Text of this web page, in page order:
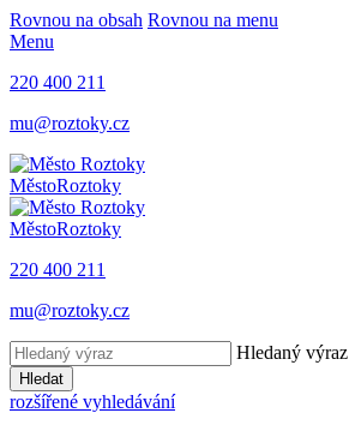
Rovnou na obsah Rovnou na menu
Menu
220 400 211
mu@roztoky.cz
MěstoRoztoky
MěstoRoztoky
220 400 211
mu@roztoky.cz
Hledaný výraz
Hledat
rozšířené vyhledávání